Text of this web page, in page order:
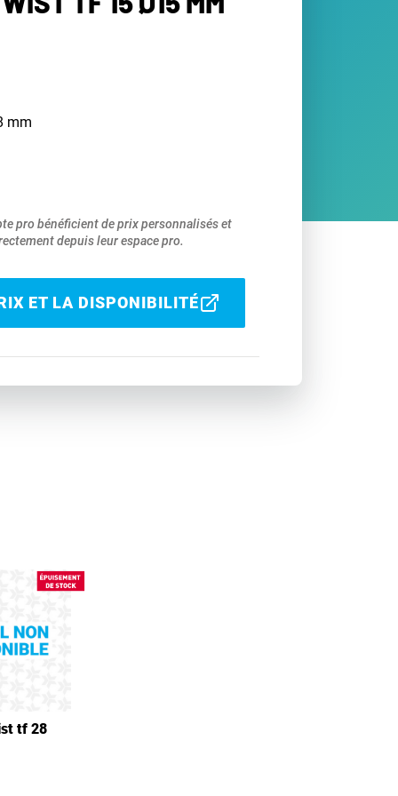
mm
pro bénéficient de prix personnalisés et
depuis leur espace pro.
ET LA DISPONIBILITÉ
tf 28